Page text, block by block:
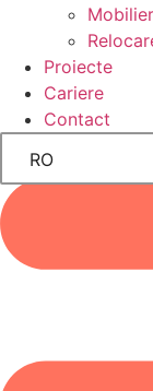
Mobilier
Proiecte
Cariere
Contact
RO